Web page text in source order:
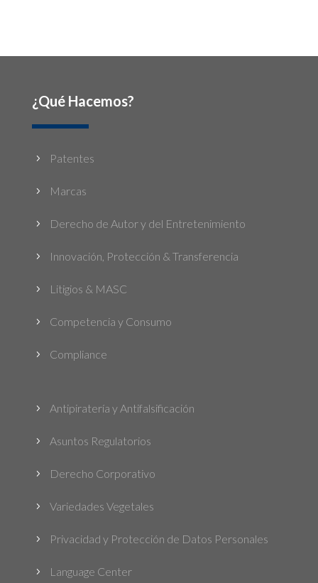
¿Qué Hacemos?
5 Patentes
5 Marcas
5 Derecho de Autor y del Entretenimiento
5 Innovación, Protección & Transferencia
5 Litigios & MASC
5 Competencia y Consumo
5 Compliance
5 Antipiratería y Antifalsificación
5 Asuntos Regulatorios
5 Derecho Corporativo
5 Variedades Vegetales
5 Privacidad y Protección de Datos Personales
5 Language Center